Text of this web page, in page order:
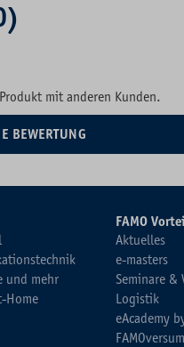
5 Sternen
mit anderen Kunden.
BEWERTUNG
und mehr
Home
FAMO
Aktuelles
e-masters
Seminare &
Logistik
eAcademy
FAMOversum